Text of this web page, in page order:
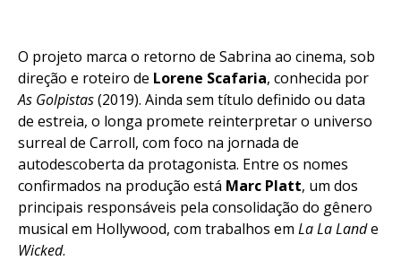
O projeto marca o retorno de Sabrina ao cinema, sob
direção e roteiro de Lorene Scafaria, conhecida por
As Golpistas(2019). Ainda sem título definido ou data
de estreia, o longa promete reinterpretar o universo
surreal de Carroll, com foco na jornada de
autodescoberta da protagonista. Entre os nomes
confirmados na produção está Marc Platt, um dos
principais responsáveis pela consolidação do gênero
musical em Hollywood, com trabalhos em La La Lande
Wicked.